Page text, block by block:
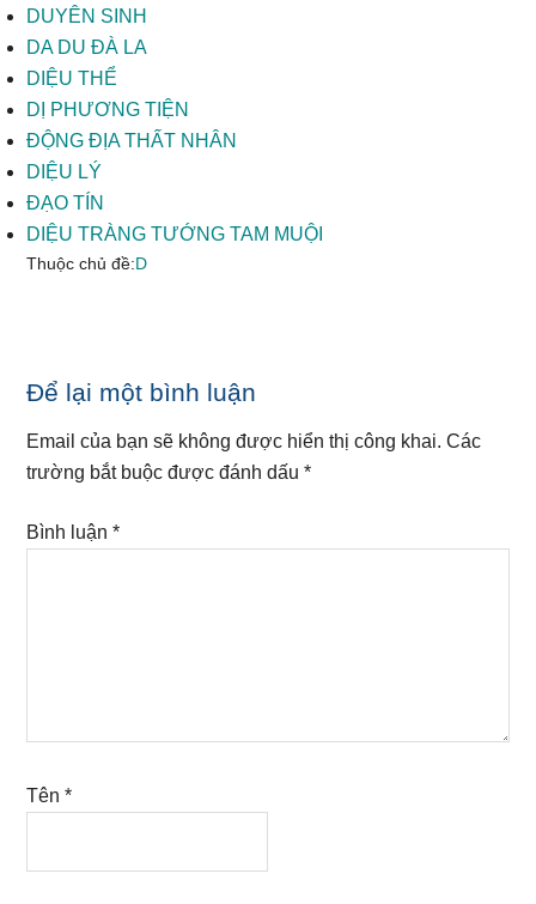
DUYÊN SINH
DA DU ĐÀ LA
DIỆU THỂ
DỊ PHƯƠNG TIỆN
ĐỘNG ĐỊA THẤT NHÂN
DIỆU LÝ
ĐẠO TÍN
DIỆU TRÀNG TƯỚNG TAM MUỘI
Thuộc chủ đề:D
Reader
Interactions
Để lại một bình luận
Email của bạn sẽ không được hiển thị công khai. Các
trường bắt buộc được đánh dấu*
Bình luận*
Tên*